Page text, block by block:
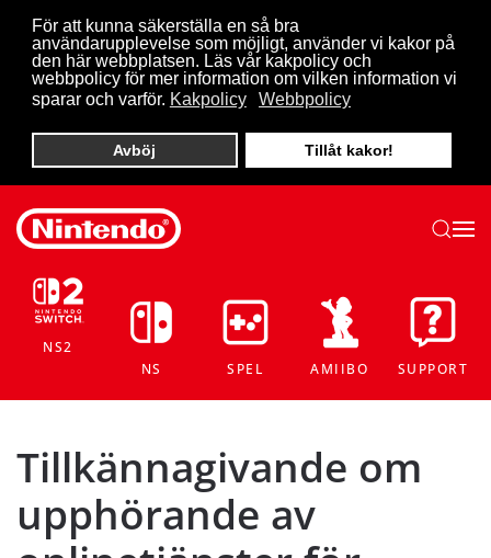
För att kunna säkerställa en så bra
användarupplevelse som möjligt, använder vi kakor på
den här webbplatsen. Läs vår kakpolicy och
webbpolicy för mer information om vilken information vi
sparar och varför. Kakpolicy Webbpolicy
Avböj Tillåt kakor!
Skip to main content
NS2
NS
SPEL AMIIBO SUPPORT
Tillkännagivande om
upphörande av